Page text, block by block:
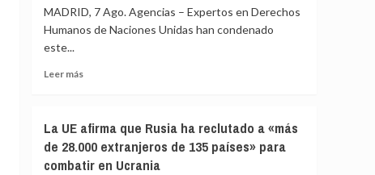
llamamiento
por
el
15
de
MADRID, 7 Ago. Agencias – Expertos en Derechos
Humanos de Naciones Unidas han condenado
este...
Leer másLeer
de
la
ONU
La UE afirma que Rusia ha reclutado a «más
de 28.000 extranjeros de 135 países» para
combatir en Ucrania